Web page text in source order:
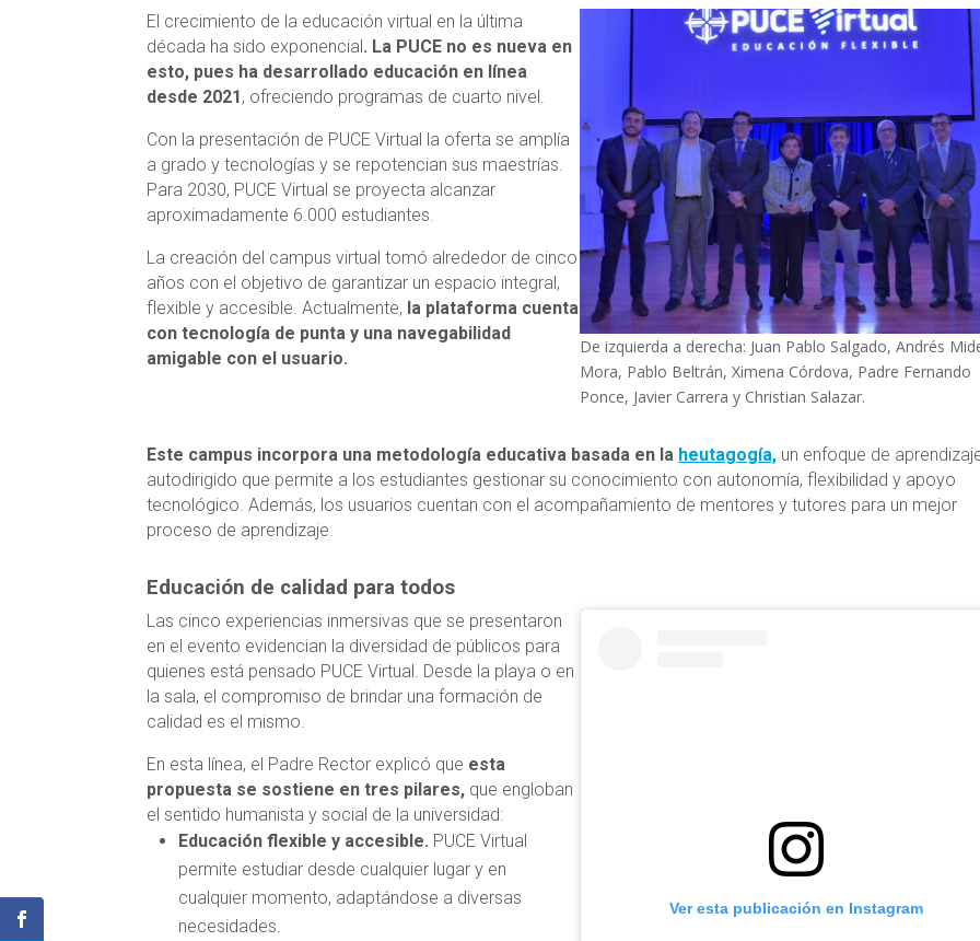
El crecimiento de la educación virtual en la última
década ha sido exponencial . La PUCE no es nueva en
esto, pues ha desarrollado educación en línea
desde 2021 , ofreciendo programas de cuarto nivel.
Con la presentación de PUCE Virtual la oferta se amplía
a grado y tecnologías y se repotencian sus maestrías.
Para 2030, PUCE Virtual se proyecta alcanzar
aproximadamente 6.000 estudiantes.
La creación del campus virtual tomó alrededor de cinco
años con el objetivo de garantizar un espacio integral,
flexible y accesible. Actualmente, la plataforma cuenta
con tecnología de punta y una navegabilidad
amigable con el usuario.
De izquierda a derecha: Juan Pablo Salgado, Andrés
Mora, Pablo Beltrán, Ximena Córdova, Padre Fernando
Ponce, Javier Carrera y Christian Salazar.
Este campus incorpora una metodología educativa basada en la heutagogía, un enfoque de
autodirigido que permite a los estudiantes gestionar su conocimiento con autonomía, flexibilidad y apoyo
tecnológico. Además, los usuarios cuentan con el acompañamiento de mentores y tutores para un mejor
proceso de aprendizaje.
Educación de calidad para todos
Las cinco experiencias inmersivas que se presentaron
en el evento evidencian la diversidad de públicos para
quienes está pensado PUCE Virtual. Desde la playa o en
la sala, el compromiso de brindar una formación de
calidad es el mismo.
En esta línea, el Padre Rector explicó que esta
propuesta se sostiene en tres pilares, que engloban
el sentido humanista y social de la universidad:
Educación flexible y accesible. PUCE Virtual
permite estudiar desde cualquier lugar y en
cualquier momento, adaptándose a diversas
necesidades.
Ver esta publicación en Instagram